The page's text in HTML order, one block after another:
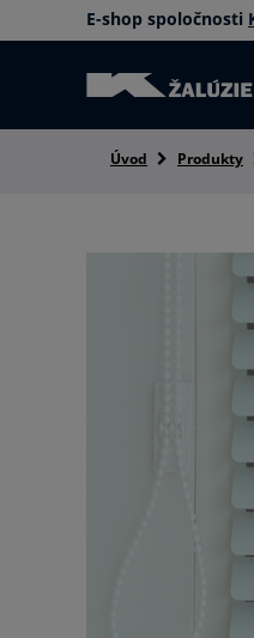
E-shop spoločnosti
Úvod Produkty